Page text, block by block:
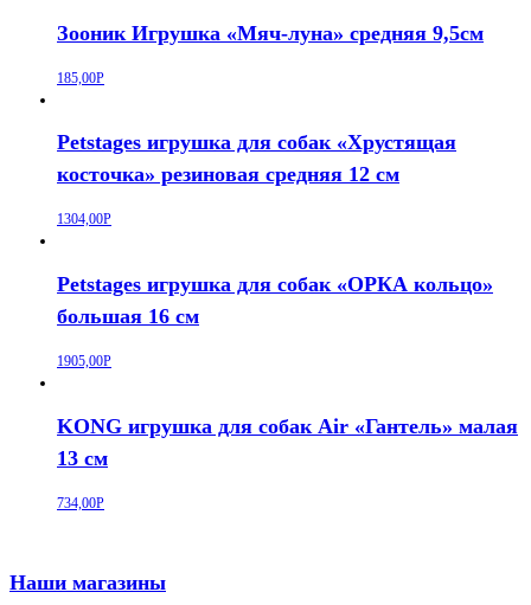
Зооник Игрушка «Мяч-луна» средняя 9,5см
185,00Р
Petstages игрушка для собак «Хрустящая
косточка» резиновая средняя 12 см
1304,00Р
Petstages игрушка для собак «ОРКА кольцо»
большая 16 см
1905,00Р
KONG игрушка для собак Air «Гантель» малая
13 см
734,00Р
Наши магазины